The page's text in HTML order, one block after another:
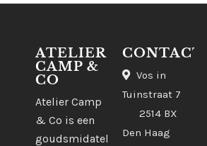
ATELIER
CAMP &
CO
Atelier Camp
& Co is een
goudsmidatelier
CONTACT
Vos in
Tuinstraat 7
2514 BX
Den Haag